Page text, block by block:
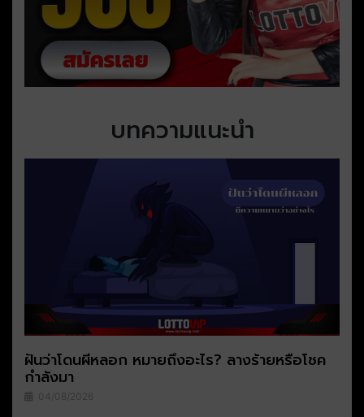
บทความแนะนำ
ฝันว่าโดนผีหลอก หมายถึงอะไร? ลางร้ายหรือโชค
กำลังมา
04/08/2026